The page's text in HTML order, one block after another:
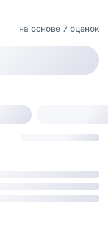
на основе 7 оценок